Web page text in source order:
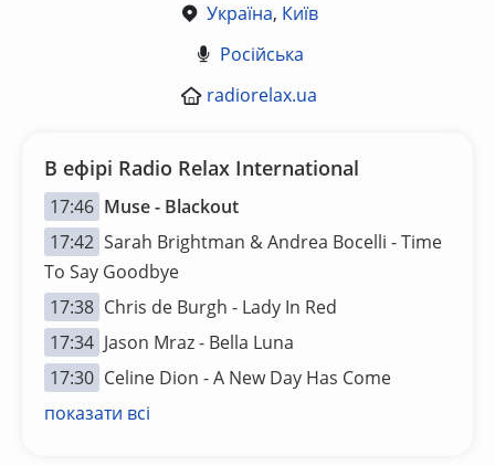
Україна, Київ
Російська
radiorelax.ua
В ефірі Radio Relax International
17:46 Muse - Blackout
17:42 Sarah Brightman & Andrea Bocelli - Time
To Say Goodbye
17:38 Chris de Burgh - Lady In Red
17:34 Jason Mraz - Bella Luna
17:30 Celine Dion - A New Day Has Come
показати всі